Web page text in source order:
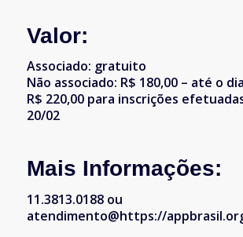
Valor:
Associado: gratuito
Não associado: R$ 180,00 – até o
R$ 220,00 para inscrições
20/02
Mais Informações:
11.3813.0188 ou
atendimento@https://